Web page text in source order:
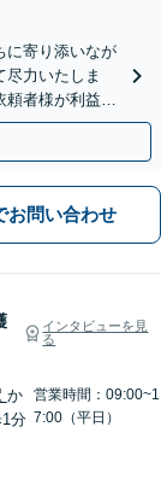
に寄り添いなが
尽力いたしま
者様が利益を
】
お問い合わせ
インタビューを見
る
か
分
営業時間：09:00~1
7:00（平日）